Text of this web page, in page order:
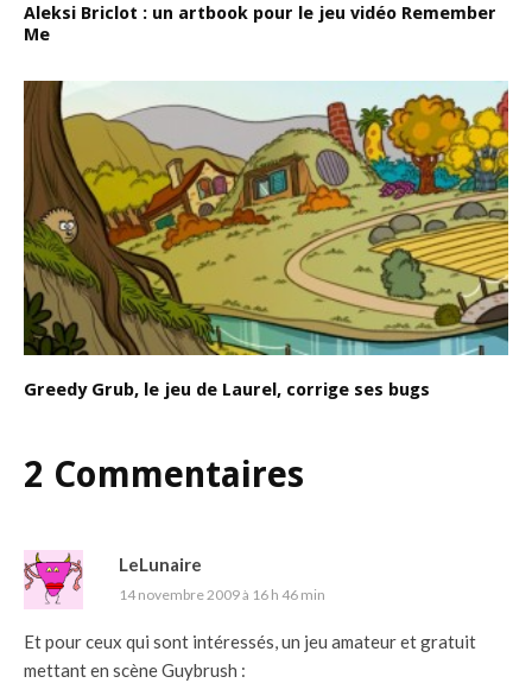
Aleksi Briclot : un artbook pour le jeu vidéo Remember
Me
Greedy Grub, le jeu de Laurel, corrige ses bugs
2 Commentaires
LeLunaire
14 novembre 2009 à 16 h 46 min
Et pour ceux qui sont intéressés, un jeu amateur et gratuit
mettant en scène Guybrush :